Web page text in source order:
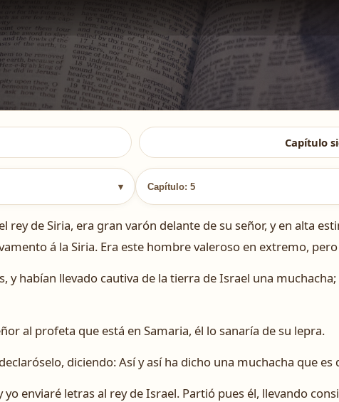
Capítulo
▾ Capítulo: 5
rey de Siria, era gran varón delante de su señor, y en alta
á la Siria. Era este hombre valeroso en extremo,
y habían llevado cautiva de la tierra de Israel una
al profeta que está en Samaria, él lo sanaría de su lepra.
diciendo: Así y así ha dicho una muchacha que
yo enviaré letras al rey de Israel. Partió pues él, llevando